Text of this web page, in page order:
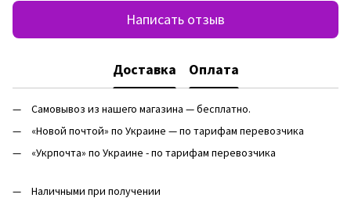
Написать отзыв
Доставка Оплата
Самовывоз из нашего магазина — бесплатно.
«Новой почтой» по Украине — по тарифам перевозчика
«Укрпочта» по Украине - по тарифам перевозчика
Наличными при получении